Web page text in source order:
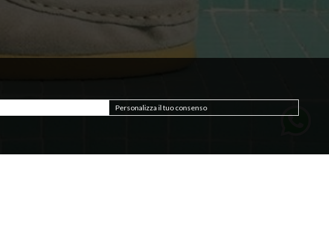
Personalizza il tuo consenso